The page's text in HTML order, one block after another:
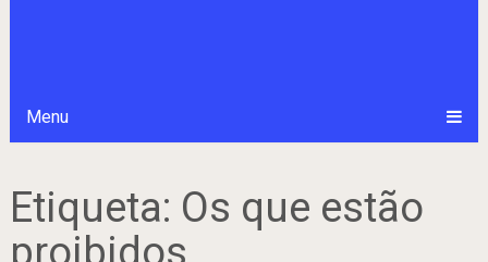
Menu
Etiqueta: Os que estão
proibidos